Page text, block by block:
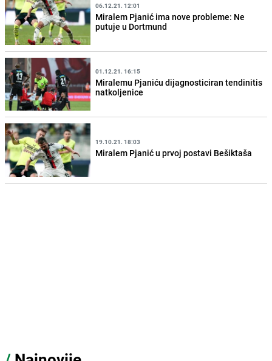
06.12.21. 12:01
Miralem Pjanić ima nove probleme: Ne
putuje u Dortmund
01.12.21. 16:15
Miralemu Pjaniću dijagnosticiran tendinitis
natkoljenice
19.10.21. 18:03
Miralem Pjanić u prvoj postavi Bešiktaša